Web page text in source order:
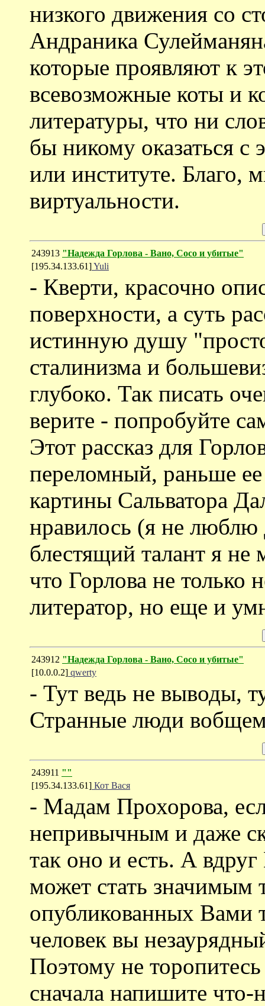
низкого движения со
Андраника
которые проявляют к
всевозможные коты и
литературы, что ни
бы никому оказаться
или институте. Благо,
виртуальности.
243913 "Надежда Горлова - Вано, Сосо и убитые"
[195.34.133.61]Yuli
- Кверти, красочно
поверхности, а суть
истинную душу
сталинизма и
глубоко. Так писать
верите - попробуйте
Этот рассказ для
переломный, раньше
картины Сальватора
нравилось (я не люблю
блестящий талант я не
что Горлова не только
литератор, но еще и
243912 "Надежда Горлова - Вано, Сосо и убитые"
[10.0.0.2] qwerty
- Тут ведь не выводы,
Странные люди
243911 ""
[195.34.133.61] Кот Вася
- Мадам Прохорова,
непривычным и даже
так оно и есть. А
может стать значимым
опубликованных Вами
человек вы
Поэтому не
сначала напишите что-